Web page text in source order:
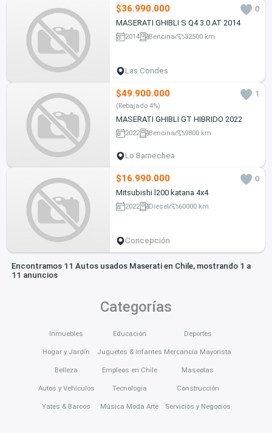
$36.990.000
0
MASERATI GHIBLI S Q4 3.0 AT 2014
2014 Bencina 32500 km
Las Condes
$49.900.000 1
(Rebajado 4%)
MASERATI GHIBLI GT HIBRIDO 2022
2022 Bencina 9800 km
Lo Barnechea
$16.990.000
0
Mitsubishi l200 katana 4x4
2022 Diesel 60000 km
Concepción
Encontramos 11 Autos usados Maserati en Chile, mostrando 1 a
11 anuncios
Categorías
Inmuebles
Hogar y Jardín
Belleza
Autos y Vehículos
Yates & Barcos
Educación
Juguetes & Infantes
Empleos en Chile
Tecnología
Música Moda Arte
Deportes
Mercancía Mayorista
Mascotas
Construcción
Servicios y Negocios